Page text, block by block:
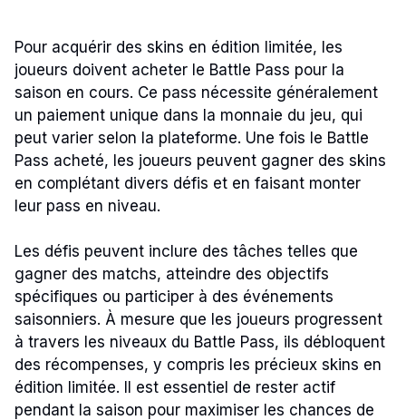
Pour acquérir des skins en édition limitée, les
joueurs doivent acheter le Battle Pass pour la
saison en cours. Ce pass nécessite généralement
un paiement unique dans la monnaie du jeu, qui
peut varier selon la plateforme. Une fois le Battle
Pass acheté, les joueurs peuvent gagner des skins
en complétant divers défis et en faisant monter
leur pass en niveau.
Les défis peuvent inclure des tâches telles que
gagner des matchs, atteindre des objectifs
spécifiques ou participer à des événements
saisonniers. À mesure que les joueurs progressent
à travers les niveaux du Battle Pass, ils débloquent
des récompenses, y compris les précieux skins en
édition limitée. Il est essentiel de rester actif
pendant la saison pour maximiser les chances de